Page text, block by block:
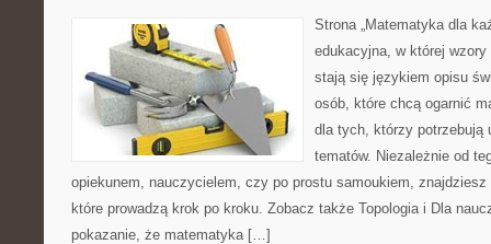
Strona „Matematyka dla
edukacyjna, w której
stają się językiem opisu
osób, które chcą ogarnić
dla tych, którzy potrzebują
tematów. Niezależnie od
opiekunem, nauczycielem, czy po prostu samoukiem,
które prowadzą krok po kroku. Zobacz także Topologia i Dla
pokazanie, że matematyka […]